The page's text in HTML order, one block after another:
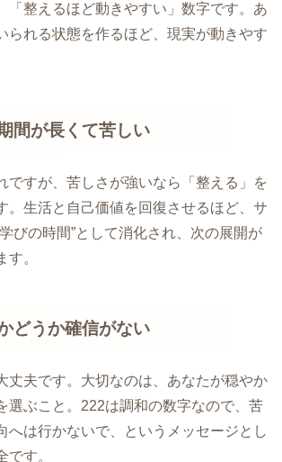
「整えるほど動きやすい」数字です。あ
られる状態を作るほど、現実が動きやす
間が長くて苦しい
ですが、苦しさが強いなら「整える」を
。生活と自己価値を回復させるほど、サ
びの時間”として消化され、次の展開が
す。
どうか確信がない
丈夫です。大切なのは、あなたが穏やか
選ぶこと。222は調和の数字なので、苦
へは行かないで、というメッセージとし
です。